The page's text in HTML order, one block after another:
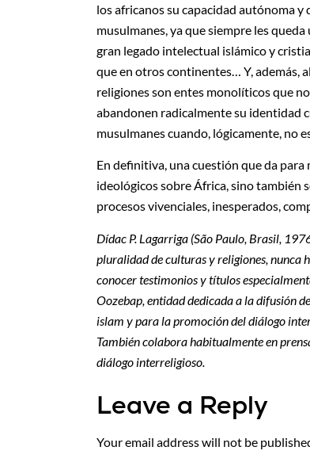
los africanos su capacidad autónoma
musulmanes, ya que siempre les
gran legado intelectual islámico y
que en otros continentes… Y, además,
religiones son entes monolíticos que
abandonen radicalmente su identidad
musulmanes cuando, lógicamente, no
En definitiva, una cuestión que da
ideológicos sobre África, sino también
procesos vivenciales, inesperados,
Dídac P. Lagarriga (São Paulo, Brasil,
pluralidad de culturas y religiones, nunca
conocer testimonios y títulos
Oozebap, entidad dedicada a la difusión
islam y para la promoción del diálogo
También colabora habitualmente en
diálogo interreligioso.
Leave a Reply
Your email address will not be